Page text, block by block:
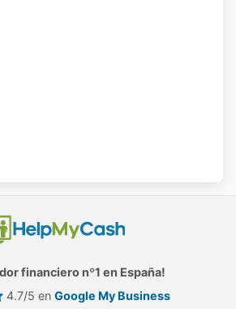
financiero nº1 en España!
4.7/5 en Google My Business